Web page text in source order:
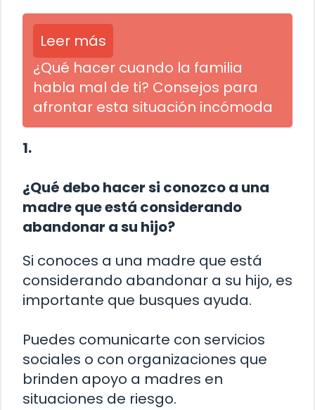
Leer más
¿Qué hacer cuando la familia
habla mal de ti? Consejos para
afrontar esta situación incómoda
1.
¿Qué debo hacer si conozco a una
madre que está considerando
abandonar a su hijo?
Si conoces a una madre que está
considerando abandonar a su hijo, es
importante que busques ayuda.
Puedes comunicarte con servicios
sociales o con organizaciones que
brinden apoyo a madres en
situaciones de riesgo.